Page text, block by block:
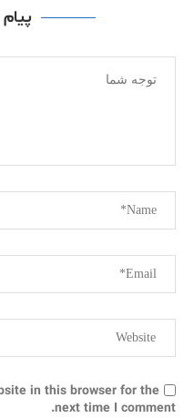
in this browser for the
next time I comment.